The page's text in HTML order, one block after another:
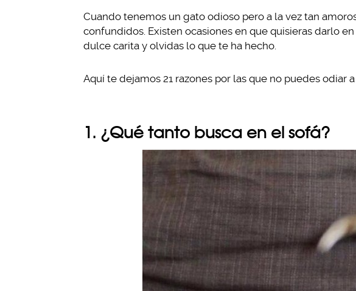
Cuando tenemos un gato odioso pero a la vez tan
confundidos. Existen ocasiones en que quisieras darlo
dulce carita y olvidas lo que te ha hecho.
Aquí te dejamos 21 razones por las que no puedes odiar
1. ¿Qué tanto busca en el sofá?